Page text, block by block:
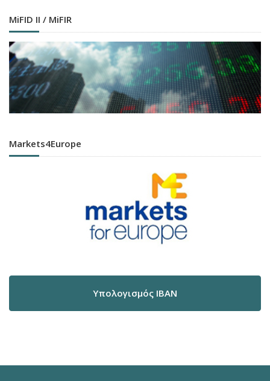
MiFID II / MiFIR
Markets4Europe
Υπολογισμός IBAN